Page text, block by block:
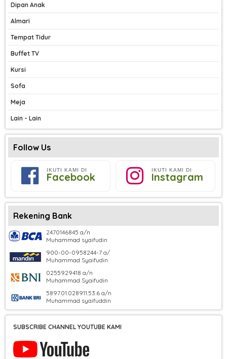
Dipan Anak
Almari
Tempat Tidur
Buffet TV
Kursi
Sofa
Meja
Lain - Lain
Follow Us
IKUTI KAMI DI
Facebook
IKUTI KAMI DI
Instagram
Rekening Bank
2470146845 a/n
Muhammad syaifudin
900-00-0958244-7 a/
Muhammad Syaifudin
0255929418 a/n
Muhammad Syaifudin
5897.01.028911.53.6 a/n
Muhammad syaifuddin
SUBSCRIBE CHANNEL YOUTUBE KAMI